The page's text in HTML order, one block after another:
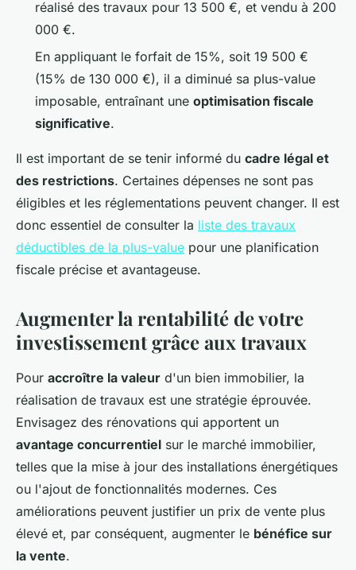
réalisé des travaux pour 13 500 €, et vendu à 200
000 €.
En appliquant le forfait de 15%, soit 19 500 €
(15% de 130 000 €), il a diminué sa plus-value
imposable, entraînant une optimisation fiscale
significative.
Il est important de se tenir informé du cadre légal et
des restrictions. Certaines dépenses ne sont pas
éligibles et les réglementations peuvent changer. Il est
donc essentiel de consulter la liste des travaux
déductibles de la plus-value pour une planification
fiscale précise et avantageuse.
Augmenter la rentabilité de votre
investissement grâce aux travaux
Pour accroître la valeur d'un bien immobilier, la
réalisation de travaux est une stratégie éprouvée.
Envisagez des rénovations qui apportent un
avantage concurrentiel sur le marché immobilier,
telles que la mise à jour des installations énergétiques
ou l'ajout de fonctionnalités modernes. Ces
améliorations peuvent justifier un prix de vente plus
élevé et, par conséquent, augmenter le bénéfice sur
la vente.